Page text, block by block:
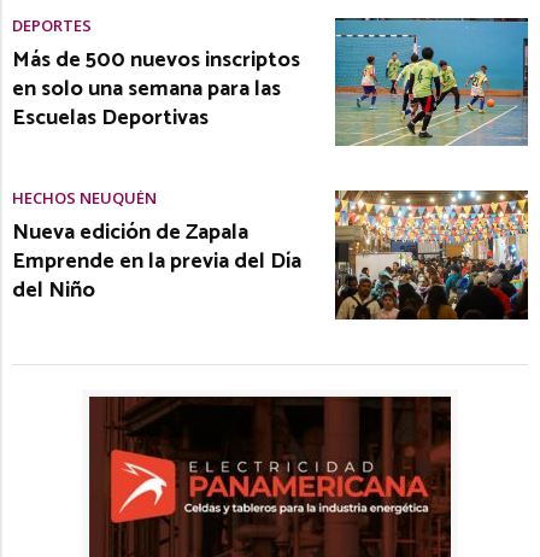
DEPORTES
Más de 500 nuevos inscriptos
en solo una semana para las
Escuelas Deportivas
HECHOS NEUQUÉN
Nueva edición de Zapala
Emprende en la previa del Día
del Niño